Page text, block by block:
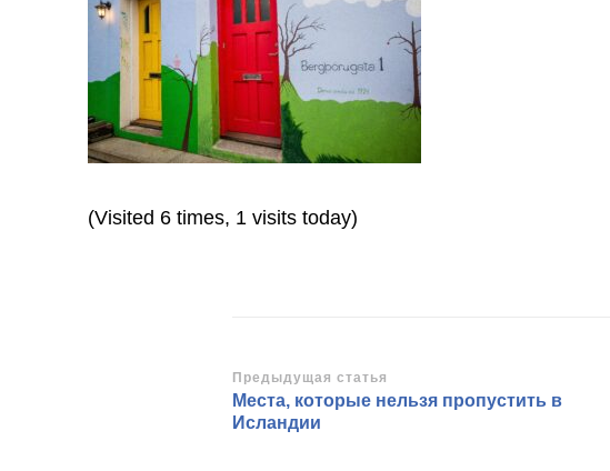
(Visited 6 times, 1 visits today)
Навигация
по
Предыдущая статья
Места, которые нельзя пропустить в
Исландии